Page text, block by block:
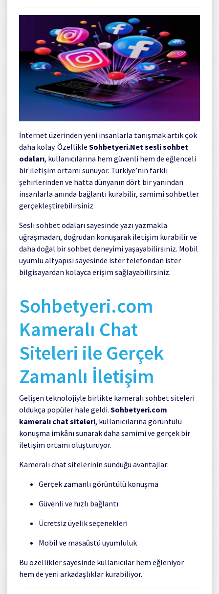
İnternet üzerinden yeni insanlarla tanışmak artık çok
daha kolay. Özellikle Sohbetyeri.Net sesli sohbet
odaları, kullanıcılarına hem güvenli hem de eğlenceli
bir iletişim ortamı sunuyor. Türkiye’nin farklı
şehirlerinden ve hatta dünyanın dört bir yanından
insanlarla anında bağlantı kurabilir, samimi sohbetler
gerçekleştirebilirsiniz.
Sesli sohbet odaları sayesinde yazı yazmakla
uğraşmadan, doğrudan konuşarak iletişim kurabilir ve
daha doğal bir sohbet deneyimi yaşayabilirsiniz. Mobil
uyumlu altyapısı sayesinde ister telefondan ister
bilgisayardan kolayca erişim sağlayabilirsiniz.
Sohbetyeri.com
Kameralı Chat
Siteleri ile Gerçek
Zamanlı İletişim
Gelişen teknolojiyle birlikte kameralı sohbet siteleri
oldukça popüler hale geldi. Sohbetyeri.com
kameralı chat siteleri, kullanıcılarına görüntülü
konuşma imkânı sunarak daha samimi ve gerçek bir
iletişim ortamı oluşturuyor.
Kameralı chat sitelerinin sunduğu avantajlar:
Gerçek zamanlı görüntülü konuşma
Güvenli ve hızlı bağlantı
Ücretsiz üyelik seçenekleri
Mobil ve masaüstü uyumluluk
Bu özellikler sayesinde kullanıcılar hem eğleniyor
hem de yeni arkadaşlıklar kurabiliyor.